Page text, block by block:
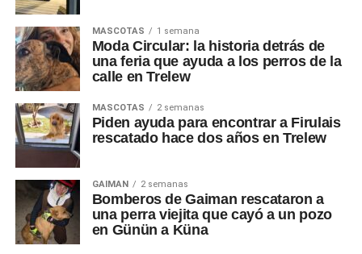
MASCOTAS 1 semana
Moda Circular: la historia detrás de
una feria que ayuda a los perros de la
calle en Trelew
MASCOTAS 2 semanas
Piden ayuda para encontrar a Firulais
rescatado hace dos años en Trelew
GAIMAN 2 semanas
Bomberos de Gaiman rescataron a
una perra viejita que cayó a un pozo
en Günün a Küna